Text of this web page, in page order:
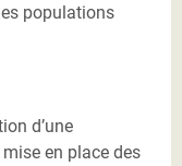
populations
d’une
en place des